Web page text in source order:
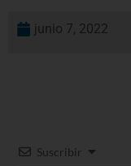
junio 7, 2022
Suscribir